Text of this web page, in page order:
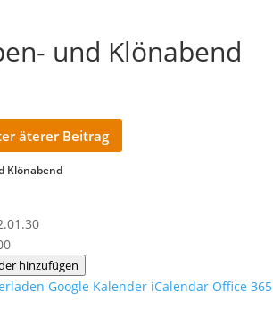
und Klönabend
äterer Beitrag
Klönabend
hinzufügen
Google Kalender iCalendar Office 365